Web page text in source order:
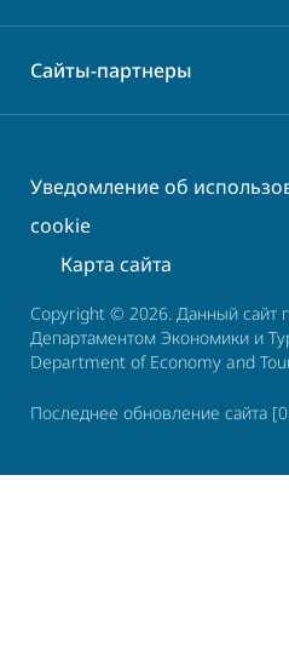
Сайты-партнеры
Уведомление об
cookie
Карта сайта
Copyright © 2026. Данный сайт
Департаментом Экономики и
Department of Economy and
Последнее обновление сайта